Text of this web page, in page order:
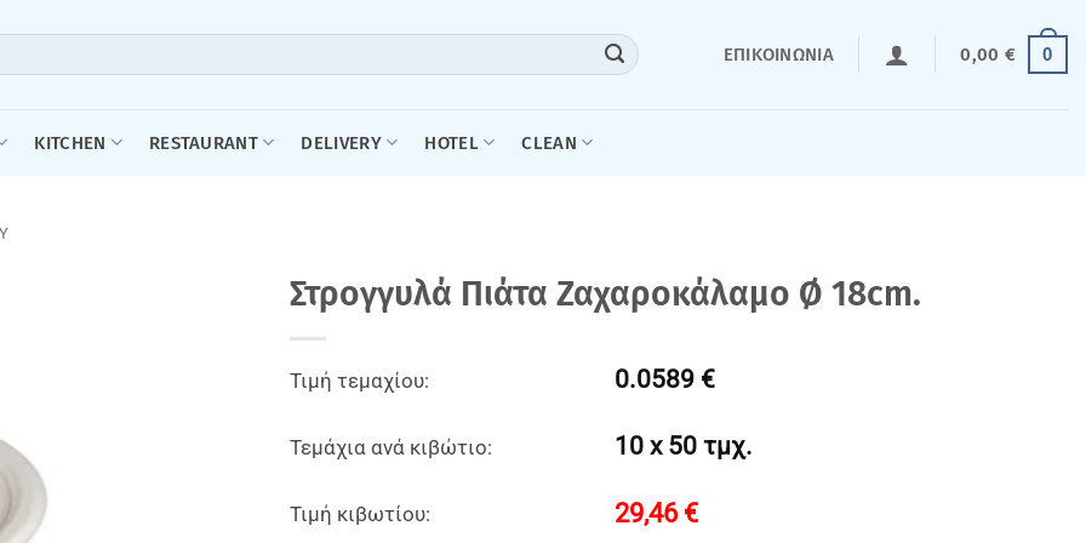
ΕΠΙΚΟΙΝΩΝΊΑ 0,00 € 0
KITCHEN RESTAURANT DELIVERY HOTEL CLEAN
Στρογγυλά Πιάτα Ζαχαροκάλαμο Ø 18cm.
Τιμή τεμαχίου: 0.0589 €
Τεμάχια ανά κιβώτιο: 10 x 50 τμχ.
Τιμή κιβωτίου: 29,46 €